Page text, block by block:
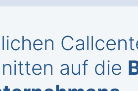
auf die